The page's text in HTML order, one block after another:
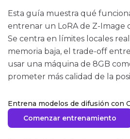
Esta guía muestra qué
entrenar un LoRA de Z-Image
Se centra en límites locales
memoria baja, el trade-off
usar una máquina de 8GB
prometer más calidad de la
Entrena modelos de difusión con
Comenzar entrenamiento